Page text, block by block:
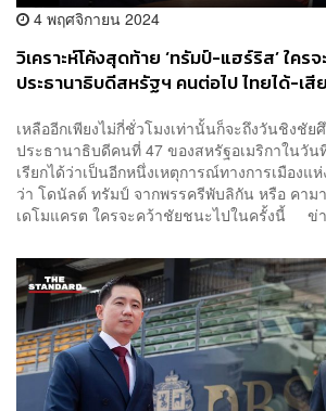
4 พฤศจิกายน 2024
วิเคราะห์โค้งสุดท้าย ‘ทรัมป์-แฮร์ริส’ ใคร
ประธานาธิบดีสหรัฐฯ คนต่อไป ไทยได้-เสี
เหลืออีกเพียงไม่กี่ชั่วโมงเท่านั้นก็จะถึงวันชิงชัย
ประธานาธิบดีคนที่ 47 ของสหรัฐอเมริกาในวัน
เรียกได้ว่าเป็นอีกหนึ่งเหตุการณ์ทางการเมืองแ
ว่า โดนัลด์ ทรัมป์ จากพรรครีพับลิกัน หรือ คาม
เดโมแครต ใครจะคว้าชัยชนะไปในครั้งนี้ ข่า